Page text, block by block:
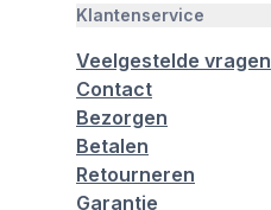
Klantenservice
Veelgestelde vragen
Contact
Bezorgen
Betalen
Retourneren
Garantie